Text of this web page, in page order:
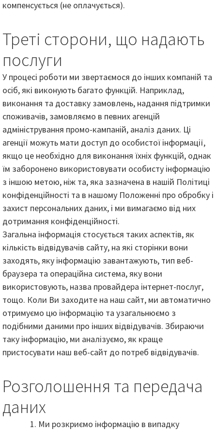
компенсується (не оплачується).
Треті сторони, що надають
послуги
У процесі роботи ми звертаємося до інших компаній та
осіб, які виконують багато функцій. Наприклад,
виконання та доставку замовлень, надання підтримки
споживачів, замовляємо в певних агенцій
адміністрування промо-кампаній, аналіз даних. Ці
агенції можуть мати доступ до особистої інформації,
якщо це необхідно для виконання їхніх функцій, однак
їм заборонено використовувати особисту інформацію
з іншою метою, ніж та, яка зазначена в нашій Політиці
конфіденційності та в нашому Положенні про обробку і
захист персональних даних, і ми вимагаємо від них
дотримання конфіденційності.
Загальна інформація стосується таких аспектів, як
кількість відвідувачів сайту, на які сторінки вони
заходять, яку інформацію завантажують, тип веб-
браузера та операційна система, яку вони
використовують, назва провайдера інтернет-послуг,
тощо. Коли Ви заходите на наш сайт, ми автоматично
отримуємо цю інформацію та узагальнюємо з
подібними даними про інших відвідувачів. Збираючи
таку інформацію, ми аналізуємо, як краще
пристосувати наш веб-сайт до потреб відвідувачів.
Розголошення та передача
даних
Ми розкриємо інформацію в випадку